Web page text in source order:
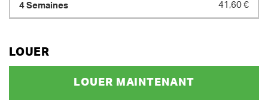
41,60 €
LOUER
LOUER MAINTENANT